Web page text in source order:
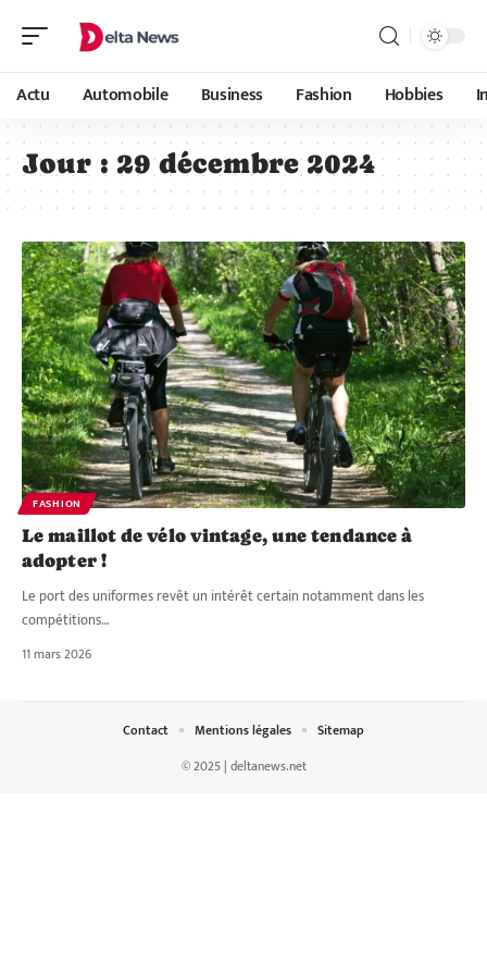
Actu Automobile Business Fashion Hobbies
Jour : 29 décembre 2024
FASHION
Le maillot de vélo vintage, une tendance à
adopter !
Le port des uniformes revêt un intérêt certain notamment dans les
compétitions…
11 mars 2026
© 2025 | deltanews.net
Contact Mentions légales Sitemap